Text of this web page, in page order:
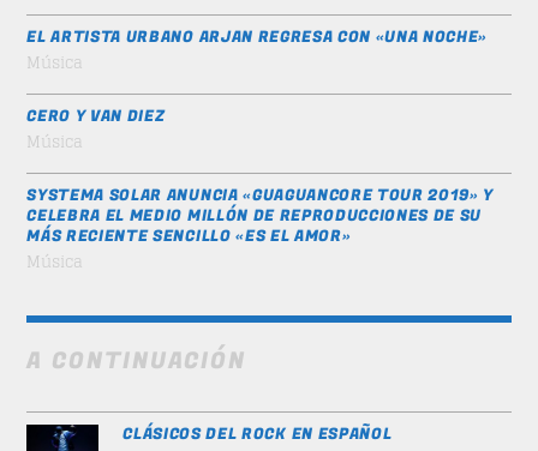
EL ARTISTA URBANO ARJAN REGRESA CON «UNA NOCHE»
Música
CERO Y VAN DIEZ
Música
SYSTEMA SOLAR ANUNCIA «GUAGUANCORE TOUR 2019» Y
CELEBRA EL MEDIO MILLÓN DE REPRODUCCIONES DE SU
MÁS RECIENTE SENCILLO «ES EL AMOR»
Música
A CONTINUACIÓN
CLÁSICOS DEL ROCK EN ESPAÑOL